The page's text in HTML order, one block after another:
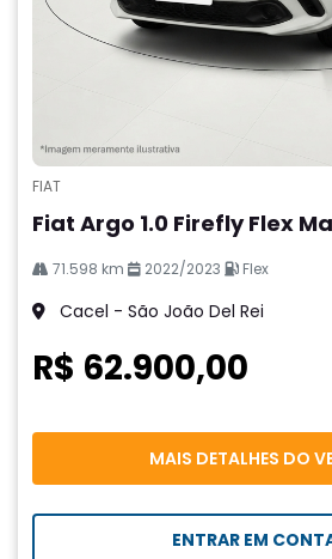
FIAT
Fiat Argo 1.0 Firefly Flex
71.598 km 2022/2023 Flex
Cacel - São João Del Rei
R$ 62.900,00
MAIS DETALHES DO
ENTRAR EM